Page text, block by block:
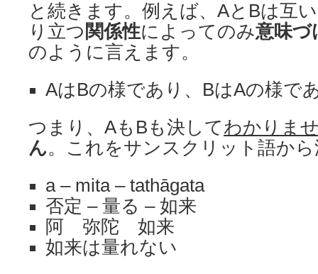
と続きます。例えば、AとBは互
り立つ 関係性によってのみ意味づ
のように言えます。
AはBの様であり、BはAの様で
つまり、AもBも決してわかりま
ん。これをサンスクリット語か
a – mita – tathāgata
否定 – 量る – 如来
阿 弥陀 如来
如来は量れない